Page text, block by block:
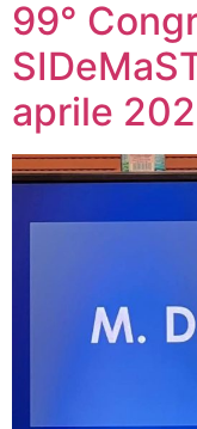
99°
aprile